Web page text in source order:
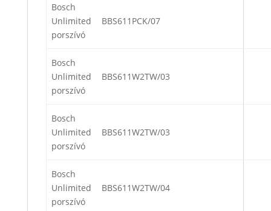
Bosch
Unlimited
porszívó
BBS611PCK/07
Bosch
Unlimited
porszívó
BBS611W2TW/03
Bosch
Unlimited
porszívó
BBS611W2TW/03
Bosch
Unlimited
porszívó
BBS611W2TW/04